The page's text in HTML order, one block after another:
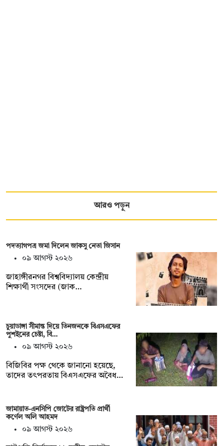
আরও পড়ুন
পদত্যাগপত্র জমা দিলেন জাকসু নেতা জিসান
০৯ আগস্ট ২০২৬
জাহাঙ্গীরনগর বিশ্ববিদ্যালয় কেন্দ্রীয়
শিক্ষার্থী সংসদের (জাক…
চুয়াডাঙ্গা সীমান্ত দিয়ে তিনজনকে বিএসএফের
পুশইনের চেষ্টা, বি…
০৯ আগস্ট ২০২৬
বিজিবির পক্ষ থেকে জানানো হয়েছে,
তাদের তৎপরতায় বিএসএফের অবৈধ…
জামায়াত-এনসিপি জোটের রাষ্ট্রপতি প্রার্থী
কর্ণেল অলি আহমদ
০৯ আগস্ট ২০২৬